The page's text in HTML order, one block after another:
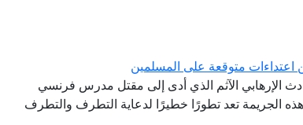
اعتداءات متوقعة على المسلمين
الإرهابي الآثم الذي أدى إلى مقتل مدرس فرنسي
الجريمة تعد تطورًا خطيرًا لدعاية التطرف والتطرف